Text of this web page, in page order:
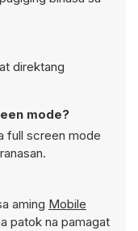
direktang
mode?
full screen mode
aming Mobile
patok na pamagat